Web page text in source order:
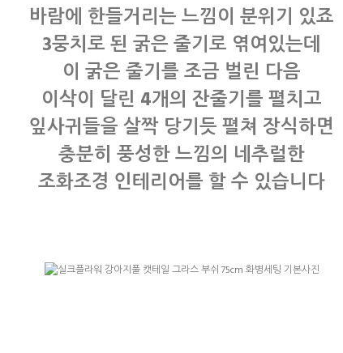
바람에 한들거리는 느낌이 분위기 있죠
3뭉치로 된 굵은 줄기로 엮여있는데
이 굵은 줄기를 조금 벌린 다음
이삭이 달린 4개의 잔줄기를 펼치고
잎사귀들을 살짝 당기듯 펼쳐 장식하면
충분히 풍성한 느낌의 네추럴한
조화조경 인테리어를 할 수 있습니다